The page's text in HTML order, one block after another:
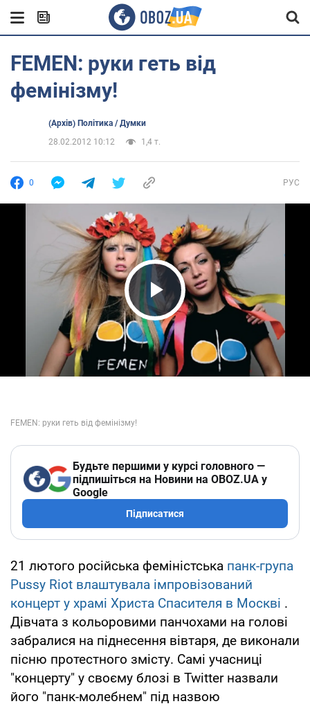
FEMEN: руки геть від
фемінізму!
(Архів) Політика / Думки
28.02.2012 10:12
1,4 т.
0 РУС
Play Video
Будьте першими у курсі головного —
підпишіться на Новини на OBOZ.UA у
Google
Підписатися
21 лютого російська феміністська панк-група
Pussy Riot влаштувала імпровізований
концерт у храмі Христа Спасителя в Москві .
Дівчата з кольоровими панчохами на голові
забралися на піднесення вівтаря, де виконали
пісню протестного змісту. Самі учасниці
"концерту" у своєму блозі в Twitter назвали
його "панк-молебнем" під назвою